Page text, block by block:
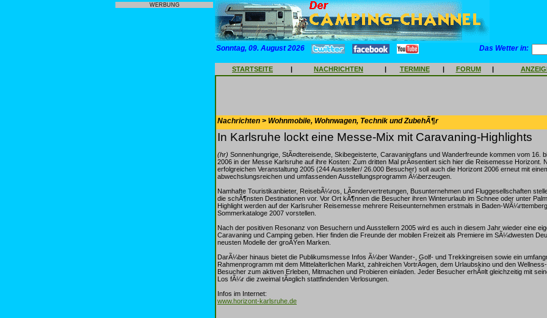
WERBUNG
Sonntag, 09. August 2026 Das Wetter in:
STARTSEITE | NACHRICHTEN | TERMINE | FORUM |
Nachrichten > Wohnmobile, Wohnwagen, Technik und ZubehÃ¶r
In Karlsruhe lockt eine Messe-Mix mit Caravaning-Highlights
(hr) Sonnenhungrige, StÃ¤dtereisende, Skibegeisterte, Caravaningfans und Wanderfreunde kommen vom 16.
2006 in der Messe Karlsruhe auf ihre Kosten: Zum dritten Mal prÃ¤sentiert sich hier die Reisemesse Horizont.
erfolgreichen Veranstaltung 2005 (244 Aussteller/ 26.000 Besucher) soll auch die Horizont 2006 erneut mit
abwechslungsreichen und umfassenden Ausstellungsprogramm Ã¼berzeugen.
Namhafte Touristikanbieter, ReisebÃ¼ros, LÃ¤ndervertretungen, Busunternehmen und Fluggesellschaften
die schÃ¶nsten Destinationen vor. Vor Ort kÃ¶nnen die Besucher ihren Winterurlaub im Schnee oder unter
Highlight werden auf der Karlsruher Reisemesse mehrere Reiseunternehmen erstmals in Baden-
Sommerkataloge 2007 vorstellen.
Nach der positiven Resonanz von Besuchern und Ausstellern 2005 wird es auch in diesem Jahr wieder eine
Caravaning und Camping geben. Hier finden die Freunde der mobilen Freizeit als Premiere im SÃ¼dwesten
neusten Modelle der groÃŸen Marken.
DarÃ¼ber hinaus bietet die Publikumsmesse Infos Ã¼ber Wander-, Golf- und Trekkingreisen sowie ein
Rahmenprogramm mit dem Mittelalterlichen Markt, zahlreichen VortrÃ¤gen, dem Urlaubskino und den
Besucher zum aktiven Erleben, Mitmachen und Probieren einladen. Jeder Besucher erhÃ¤lt gleichzeitig mit
Los fÃ¼r die zweimal tÃ¤glich stattfindenden Verlosungen.
Infos im Internet:
www.horizont-karlsruhe.de